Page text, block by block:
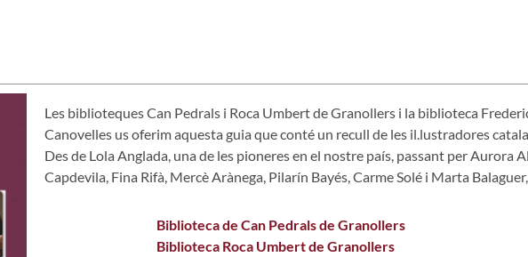
Les biblioteques Can Pedrals i Roca Umbert de Granollers i la biblioteca
Canovelles us oferim aquesta guia que conté un recull de les il.lustradores
Des de Lola Anglada, una de les pioneres en el nostre país, passant per Aurora
Capdevila, Fina Rifà, Mercè Arànega, Pilarín Bayés, Carme Solé i Marta
Biblioteca de Can Pedrals de Granollers
Biblioteca Roca Umbert de Granollers